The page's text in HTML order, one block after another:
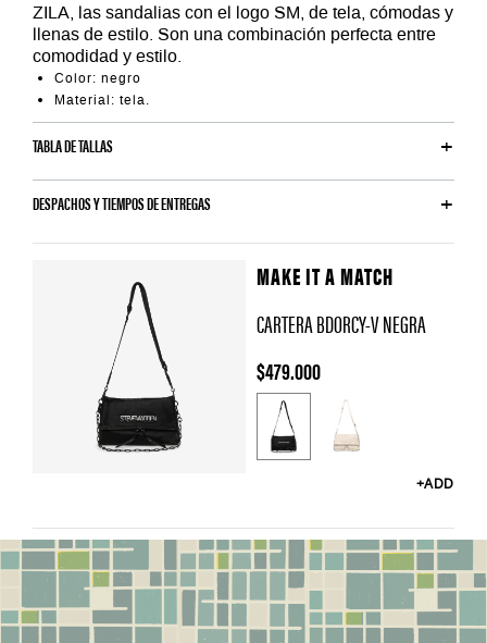
ZILA, las sandalias con el logo SM, de tela, cómodas y
llenas de estilo. Son una combinación perfecta entre
comodidad y estilo.
Color: negro
Material: tela.
TABLA DE TALLAS
DESPACHOS Y TIEMPOS DE ENTREGAS
MAKE IT A MATCH
CARTERA BDORCY-V NEGRA
$479.000
o
r
+ADD
Y
o
u